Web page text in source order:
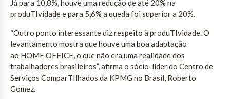
Já para 10,8%, houve uma redução de até 20% na
produTIvidade e para 5,6% a queda foi superior a 20%.
“Outro ponto interessante diz respeito à produTIvidade. O
levantamento mostra que houve uma boa adaptação
ao HOME OFFICE, o que não era uma realidade dos
trabalhadores brasileiros”, afirma o sócio-líder do Centro de
Serviços ComparTIlhados da KPMG no Brasil, Roberto
Gomez.